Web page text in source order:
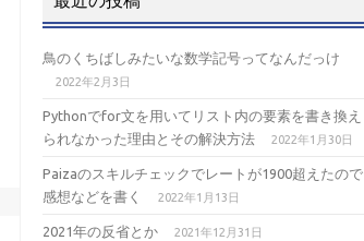
鳥のくちばしみたいな数学記号ってなんだっけ
2022年2月3日
Pythonでfor文を用いてリスト内の要素を書き換え
られなかった理由とその解決方法
2022年1月30日
Paizaのスキルチェックでレートが1900超えたので
感想などを書く
2022年1月13日
2021年の反省とか 2021年12月31日